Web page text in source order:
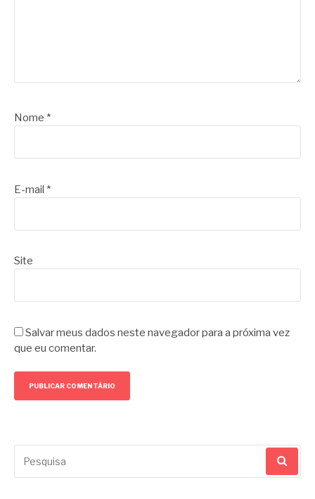
Nome *
E-mail *
Site
Salvar meus dados neste navegador para a próxima vez
que eu comentar.
por: